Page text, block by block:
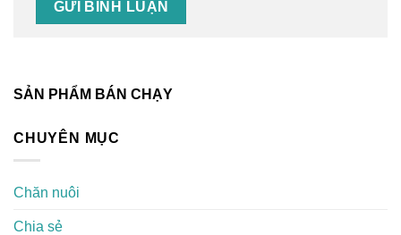
SẢN PHẨM BÁN CHẠY
CHUYÊN MỤC
Chăn nuôi
Chia sẻ